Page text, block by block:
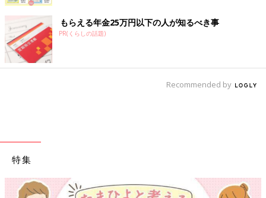
もらえる年金25万円以下の人が知るべき事
PR(くらしの話題)
Recommended by
特集